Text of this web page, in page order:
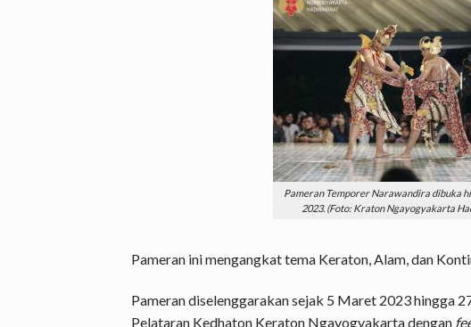
Pameran Temporer Narawandira dibuka
2023. (Foto: Kraton Ngayogyakarta
Pameran ini mengangkat tema Keraton, Alam, dan
Pameran diselenggarakan sejak 5 Maret 2023 hingga
Pelataran Kedhaton Keraton Ngayogyakarta dengan